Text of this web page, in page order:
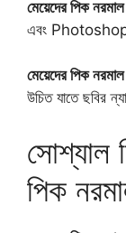
মেয়েদের পিক নরমাল
এবং Photoshop
মেয়েদের পিক নরমাল
উচিত যাতে ছবির
সোশ্যাল
পিক